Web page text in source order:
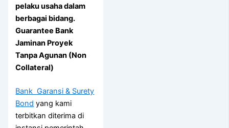
pelaku usaha dalam
berbagai bidang.
Guarantee Bank
Jaminan Proyek
Tanpa Agunan (Non
Collateral)
Bank Garansi & Surety
Bond yang kami
terbitkan diterima di